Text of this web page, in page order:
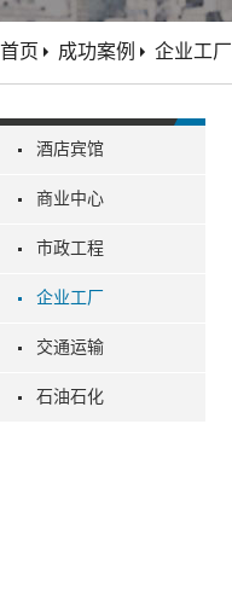
酒店宾馆
商业中心
市政工程
企业工厂
交通运输
石油石化
首页 成功案例 企业工厂